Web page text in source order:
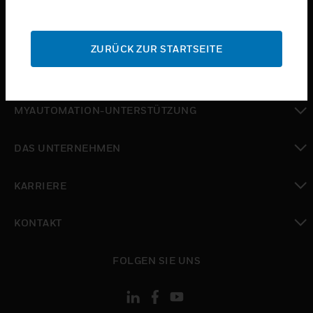
SUPPORT
toggle view
toggle view
MYAUTOMATION-UNTERSTÜTZUNG
DAS UNTERNEHMEN
KARRIERE
KONTAKT
FOLGEN SIE UNS
ZURÜCK ZUR STARTSEITE